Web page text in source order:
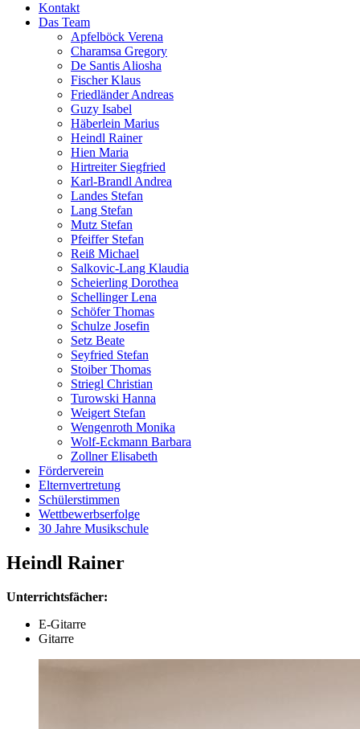
Kontakt
Das Team
Apfelböck Verena
Charamsa Gregory
De Santis Aliosha
Fischer Klaus
Friedländer Andreas
Guzy Isabel
Häberlein Marius
Heindl Rainer
Hien Maria
Hirtreiter Siegfried
Karl-Brandl Andrea
Landes Stefan
Lang Stefan
Mutz Stefan
Pfeiffer Stefan
Reiß Michael
Salkovic-Lang Klaudia
Scheierling Dorothea
Schellinger Lena
Schöfer Thomas
Schulze Josefin
Setz Beate
Seyfried Stefan
Stoiber Thomas
Striegl Christian
Turowski Hanna
Weigert Stefan
Wengenroth Monika
Wolf-Eckmann Barbara
Zollner Elisabeth
Förderverein
Elternvertretung
Schülerstimmen
Wettbewerbserfolge
30 Jahre Musikschule
Heindl Rainer
Unterrichtsfächer:
E-Gitarre
Gitarre